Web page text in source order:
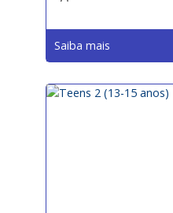
Saiba mais